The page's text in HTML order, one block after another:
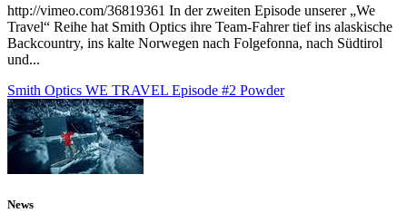
http://vimeo.com/36819361 In der zweiten Episode unserer „We
Travel“ Reihe hat Smith Optics ihre Team-Fahrer tief ins alaskische
Backcountry, ins kalte Norwegen nach Folgefonna, nach Südtirol
und...
Smith Optics WE TRAVEL Episode #2 Powder
News